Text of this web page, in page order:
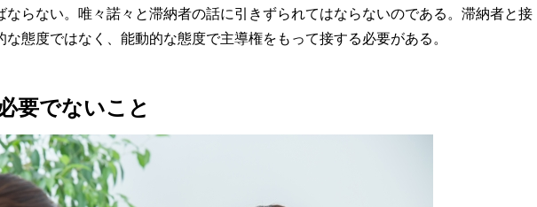
ならない。唯々諾々と滞納者の話に引きずられてはならないのである。滞納者と接
態度ではなく、能動的な態度で主導権をもって接する必要がある。
要でないこと